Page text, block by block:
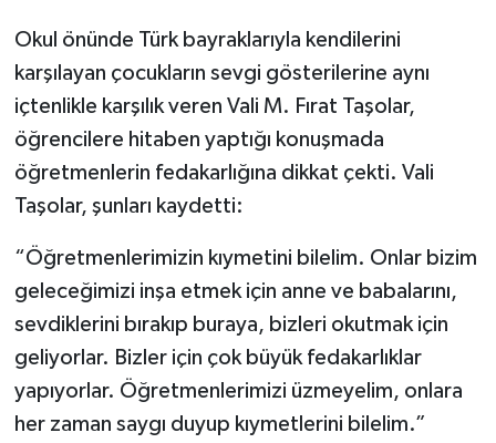
Okul önünde Türk bayraklarıyla kendilerini
karşılayan çocukların sevgi gösterilerine aynı
içtenlikle karşılık veren Vali M. Fırat Taşolar,
öğrencilere hitaben yaptığı konuşmada
öğretmenlerin fedakarlığına dikkat çekti. Vali
Taşolar, şunları kaydetti:
“Öğretmenlerimizin kıymetini bilelim. Onlar bizim
geleceğimizi inşa etmek için anne ve babalarını,
sevdiklerini bırakıp buraya, bizleri okutmak için
geliyorlar. Bizler için çok büyük fedakarlıklar
yapıyorlar. Öğretmenlerimizi üzmeyelim, onlara
her zaman saygı duyup kıymetlerini bilelim.”